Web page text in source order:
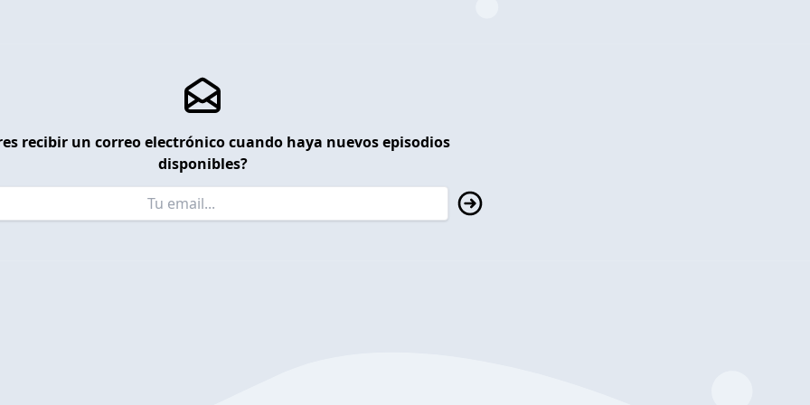
recibir un correo electrónico cuando haya nuevos episodios
disponibles?